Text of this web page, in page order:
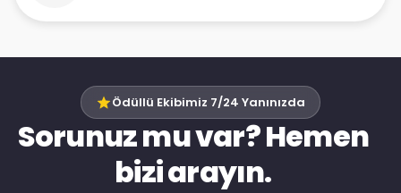
Ödüllü Ekibimiz 7/24 Yanınızda
Sorunuz mu var? Hemen
bizi arayın.